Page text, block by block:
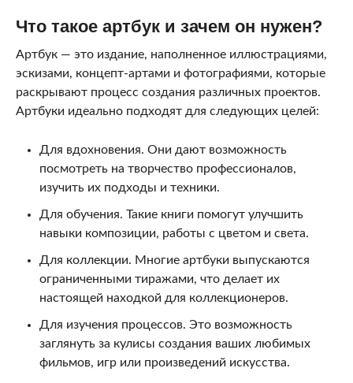
Что такое артбук и зачем он нужен?
Артбук — это издание, наполненное иллюстрациями,
эскизами, концепт-артами и фотографиями, которые
раскрывают процесс создания различных проектов.
Артбуки идеально подходят для следующих целей:
Для вдохновения. Они дают возможность
посмотреть на творчество профессионалов,
изучить их подходы и техники.
Для обучения. Такие книги помогут улучшить
навыки композиции, работы с цветом и света.
Для коллекции. Многие артбуки выпускаются
ограниченными тиражами, что делает их
настоящей находкой для коллекционеров.
Для изучения процессов. Это возможность
заглянуть за кулисы создания ваших любимых
фильмов, игр или произведений искусства.